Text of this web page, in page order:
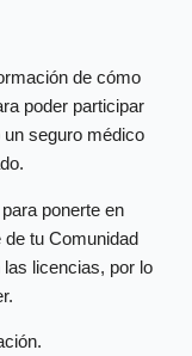
de cómo
poder participar
seguro médico
ponerte en
tu Comunidad
licencias, por lo